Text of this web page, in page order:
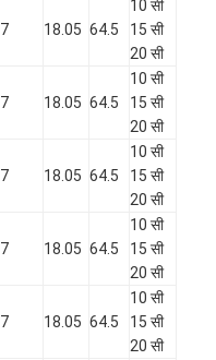
18.05 64.5
10 सी
15 सी
20 सी
18.05 64.5
10 सी
15 सी
20 सी
18.05 64.5
10 सी
15 सी
20 सी
18.05 64.5
10 सी
15 सी
20 सी
18.05 64.5
10 सी
15 सी
20 सी